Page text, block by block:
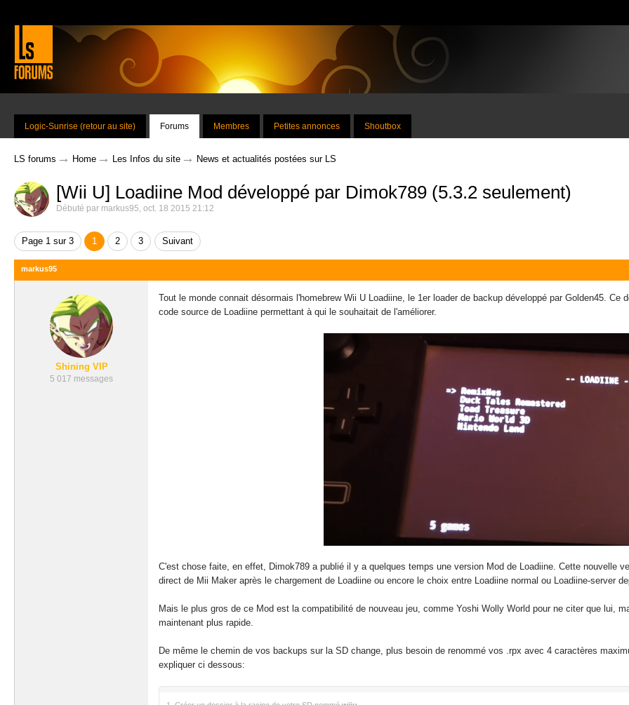
Logic-Sunrise (retour au site) Forums Membres Petites annonces Shoutbox
LS forums → Home → Les Infos du site → News et actualités postées sur LS
[Wii U] Loadiine Mod développé par Dimok789 (5.3.2 seulement)
Débuté par markus95, oct. 18 2015 21:12
Page 1 sur 3 1 2 3 Suivant
markus95
Shining VIP
5 017 messages
Tout le monde connait désormais l'homebrew Wii U Loadiine, le 1er loader de backup développé par Golden45.
code source de Loadiine permettant à qui le souhaitait de l'améliorer.
C'est chose faite, en effet, Dimok789 a publié il y a quelques temps une version Mod de Loadiine. Cette nouvelle
direct de Mii Maker après le chargement de Loadiine ou encore le choix entre Loadiine normal ou Loadiine-server
Mais le plus gros de ce Mod est la compatibilité de nouveau jeu, comme Yoshi Wolly World pour ne citer que lui,
maintenant plus rapide.
De même le chemin de vos backups sur la SD change, plus besoin de renommé vos .rpx avec 4 caractères
expliquer ci dessous: